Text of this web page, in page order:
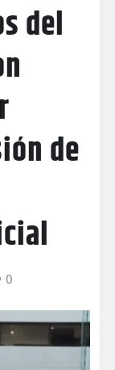
del
de
0